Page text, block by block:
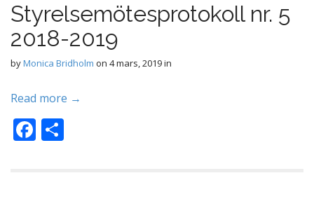
o
o
k
Styrelsemötesprotokoll nr. 5
2018-2019
byMonica Bridholm on 4 mars, 2019in
Read more →
F